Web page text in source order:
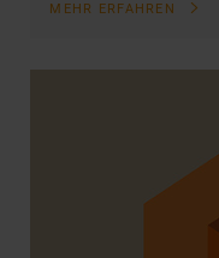
MEHR ERFAHREN